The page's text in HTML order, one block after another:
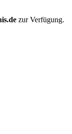
zur Verfügung.